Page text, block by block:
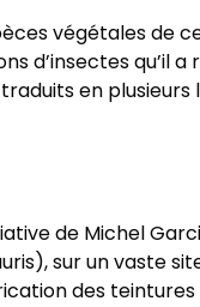
végétales
d’insectes qu’il
en plusieurs
de Michel
sur un vaste
des teintures